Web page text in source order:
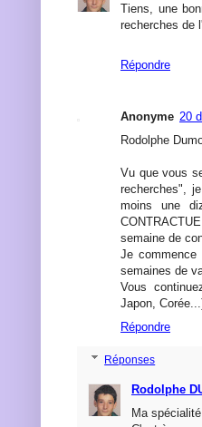
Tiens, une
recherches de
Répondre
Anonyme 20
Rodolphe
Vu que vous
recherches",
moins une
semaine de
Je
semaines de
Vous
Japon,
Répondre
Réponses
Rodolphe
Ma